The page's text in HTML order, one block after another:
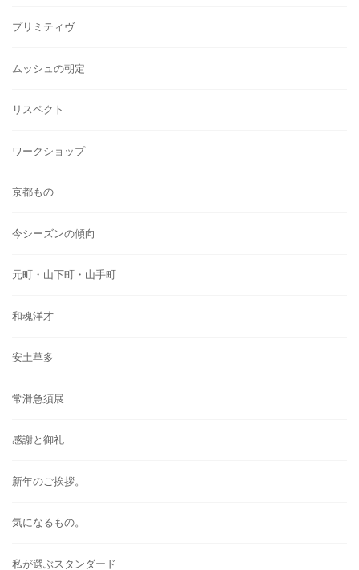
プリミティヴ
ムッシュの朝定
リスペクト
ワークショップ
京都もの
今シーズンの傾向
元町・山下町・山手町
和魂洋才
安土草多
常滑急須展
感謝と御礼
新年のご挨拶。
気になるもの。
私が選ぶスタンダード